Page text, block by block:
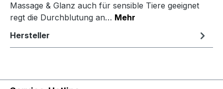
Massage & Glanz auch für sensible Tiere geeignet
regt die Durchblutung an… Mehr
Hersteller